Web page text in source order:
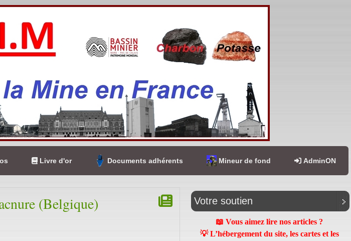
Livre d'or Documents adhérents Mineur de fond AdminON
(Belgique) Votre soutien
📖 Vous aimez lire nos articles ?
💡 L’hébergement du site, les cartes et les